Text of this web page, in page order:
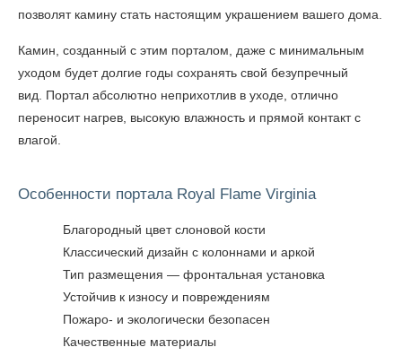
позволят камину стать настоящим украшением вашего дома.
Камин, созданный с этим порталом, даже с минимальным
уходом будет долгие годы сохранять свой безупречный
вид. Портал абсолютно неприхотлив в уходе, отлично
переносит нагрев, высокую влажность и прямой контакт с
влагой.
Особенности портала Royal Flame Virginia
Благородный цвет слоновой кости
Классический дизайн с колоннами и аркой
Тип размещения — фронтальная установка
Устойчив к износу и повреждениям
Пожаро- и экологически безопасен
Качественные материалы